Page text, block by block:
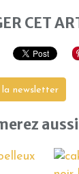
CET
la newsletter